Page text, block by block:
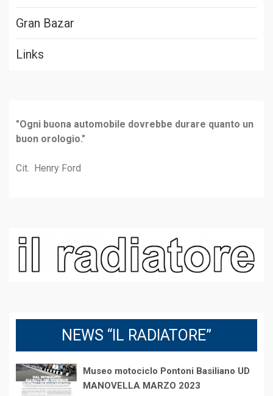
Gran Bazar
Links
"Ogni buona automobile dovrebbe durare quanto un
buon orologio."
Cit. Henry Ford
NEWS “IL RADIATORE”
Museo motociclo Pontoni Basiliano UD
MANOVELLA MARZO 2023